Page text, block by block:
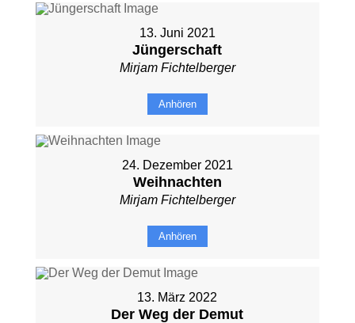
13. Juni 2021
Jüngerschaft
Mirjam Fichtelberger
Anhören
24. Dezember 2021
Weihnachten
Mirjam Fichtelberger
Anhören
13. März 2022
Der Weg der Demut